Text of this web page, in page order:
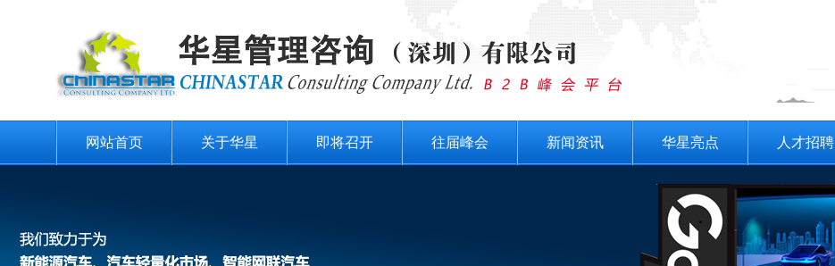
网站首页 关于华星 即将召开 往届峰会 新闻资讯 华星亮点 人才招聘